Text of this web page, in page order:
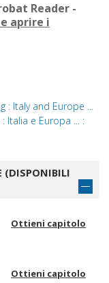
Reader -
aprire i
: Italy and Europe ...
Italia e Europa ... :
(DISPONIBILI
Ottieni capitolo
Ottieni capitolo